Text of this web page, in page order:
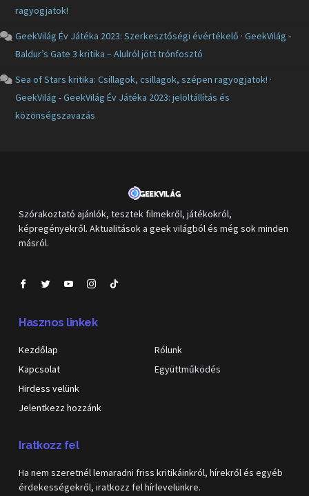
ragyogjatok!
GeekVilág Év Játéka 2023: Szerkesztőségi évértékelő · GeekVilág -
Baldur’s Gate 3 kritika – Alulról jött trónfosztó
Sea of Stars kritika: Csillagok, csillagok, szépen ragyogjatok! ·
GeekVilág -GeekVilág Év Játéka 2023: jelöltállítás és
közönségszavazás
Szórakoztató ajánlók, tesztek filmekről, játékokról,
képregényekről. Aktualitások a geek világból és még sok minden
másról.
Hasznos linkek
Kezdőlap
Kapcsolat
Hirdess velünk
Jelentkezz hozzánk
Rólunk
Együttműködés
Iratkozz fel
Ha nem szeretnél lemaradni friss kritikáinkról, hírekről és egyéb
érdekességekről, iratkozz fel hírlevelünkre.